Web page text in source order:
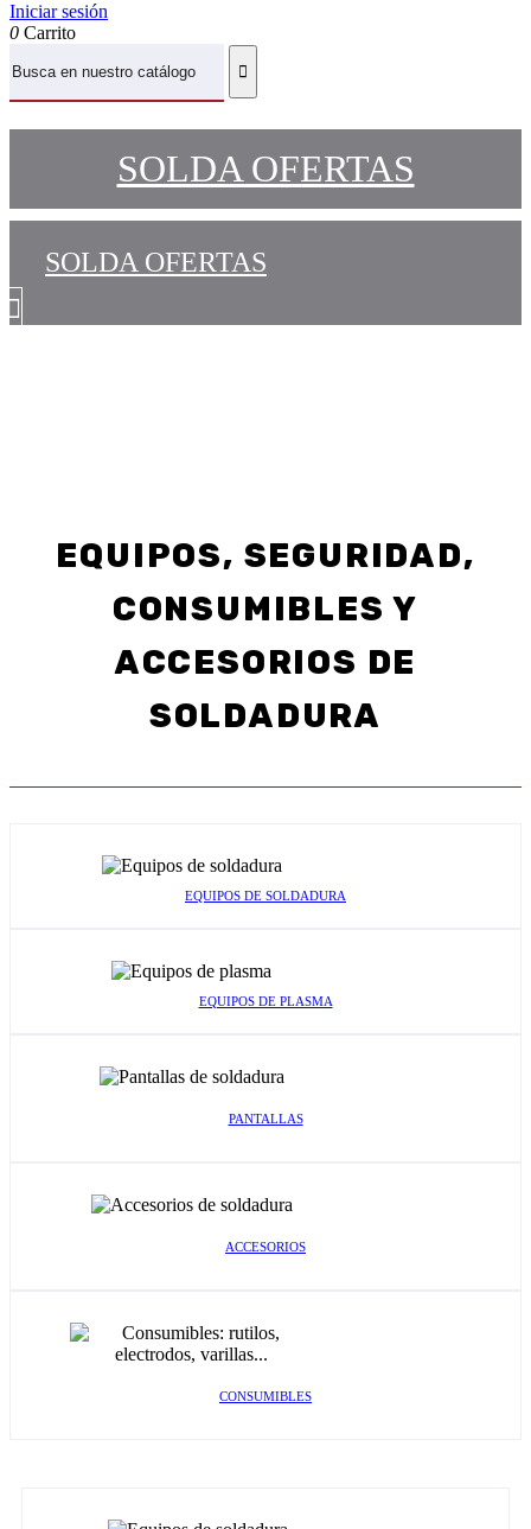
Iniciar sesión
0 Carrito
SOLDA OFERTAS
SOLDA OFERTAS
EQUIPOS, SEGURIDAD,
CONSUMIBLES Y
ACCESORIOS DE
SOLDADURA
EQUIPOS DE SOLDADURA
EQUIPOS DE PLASMA
PANTALLAS
ACCESORIOS
CONSUMIBLES